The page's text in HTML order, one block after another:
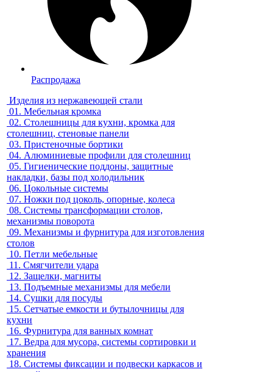
Распродажа
Изделия из нержавеющей стали
01. Мебельная кромка
02. Столешницы для кухни, кромка для
столешниц, стеновые панели
03. Пристеночные бортики
04. Алюминиевые профили для столешниц
05. Гигиенические поддоны, защитные
накладки, базы под холодильник
06. Цокольные системы
07. Ножки под цоколь, опорные, колеса
08. Системы трансформации столов,
механизмы поворота
09. Механизмы и фурнитура для изготовления
столов
10. Петли мебельные
11. Смягчители удара
12. Защелки, магниты
13. Подъемные механизмы для мебели
14. Сушки для посуды
15. Сетчатые емкости и бутылочницы для
кухни
16. Фурнитура для ванных комнат
17. Ведра для мусора, системы сортировки и
хранения
18. Системы фиксации и подвески каркасов и